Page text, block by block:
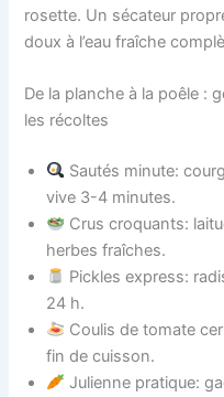
rosette. Un sécateur
doux à l’eau fraîche
De la planche à la poêle :
les récoltes
Sautés minute:
vive 3-4 minutes.
Crus croquants:
herbes fraîches.
Pickles express:
24 h.
Coulis de tomate
fin de cuisson.
Julienne pratique: